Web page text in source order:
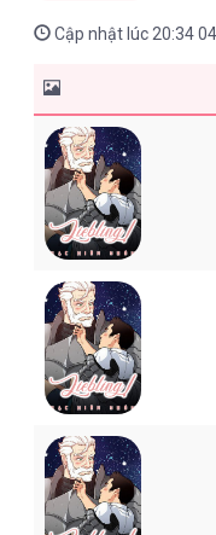
Cập nhật lúc 20:34